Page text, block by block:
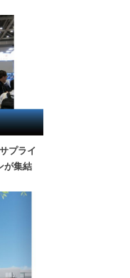
プライ
が集結